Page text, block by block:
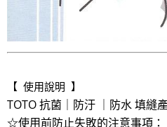
【 使用說明 】
TOTO 抗菌｜防汙 ｜防水 填縫
☆使用前防止失敗的注意事項：